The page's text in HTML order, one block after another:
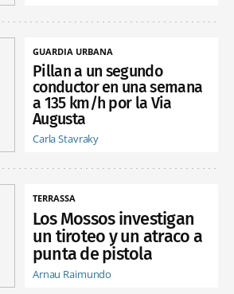
GUARDIA URBANA
Pillan a un segundo
conductor en una semana
a 135 km/h por la Via
Augusta
Carla Stavraky
TERRASSA
Los Mossos investigan
un tiroteo y un atraco a
punta de pistola
Arnau Raimundo